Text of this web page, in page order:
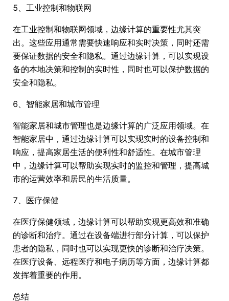
5、工业控制和物联网
在工业控制和物联网领域，边缘计算的重要性尤其突
出。这些应用通常需要快速响应和实时决策，同时还需
要保证数据的安全和隐私。通过边缘计算，可以实现设
备的本地决策和控制的实时性，同时也可以保护数据的
安全和隐私。
6、智能家居和城市管理
智能家居和城市管理也是边缘计算的广泛应用领域。在
智能家居中，通过边缘计算可以实现实时的设备控制和
响应，提高家居生活的便利性和舒适性。在城市管理
中，边缘计算可以帮助实现实时的监控和管理，提高城
市的运营效率和居民的生活质量。
7、医疗保健
在医疗保健领域，边缘计算可以帮助实现更高效和准确
的诊断和治疗。通过在设备端进行部分计算，可以保护
患者的隐私，同时也可以实现更快的诊断和治疗决策。
在医疗设备、远程医疗和电子病历等方面，边缘计算都
发挥着重要的作用。
总结